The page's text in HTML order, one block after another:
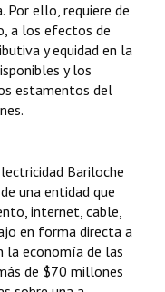
Por ello, requiere de
a los efectos de
y equidad en la
y los
estamentos del
Bariloche
una entidad que
internet, cable,
en forma directa a
la economía de las
de $70 millones